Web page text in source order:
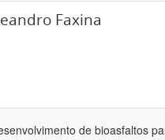
Faxina
de bioasfaltos